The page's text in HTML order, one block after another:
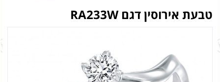
טבעת אירוסין דגם RA233W